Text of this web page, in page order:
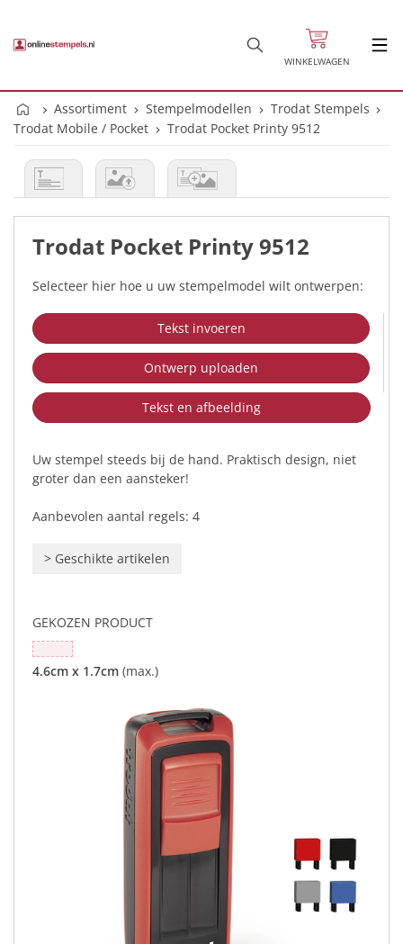
WINKELWAGEN
Assortiment Stempelmodellen
Trodat Stempels
Trodat Mobile / Pocket
Trodat Pocket Printy 9512
Trodat Pocket Printy 9512
Selecteer hier hoe u uw stempelmodel wilt ontwerpen:
Tekst invoeren
Ontwerp uploaden
Tekst en afbeelding
Uw stempel steeds bij de hand. Praktisch design, niet
groter dan een aansteker!
Aanbevolen aantal regels: 4
> Geschikte artikelen
GEKOZEN PRODUCT